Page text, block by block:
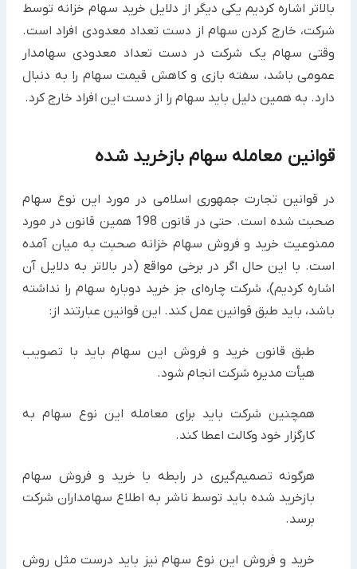
بالاتر اشاره کردیم یکی دیگر از دلایل خرید سهام خزانه توسط
شرکت، خارج کردن سهام از دست تعداد معدودی افراد است.
وقتی سهام یک شرکت در دست تعداد معدودی سهامدار
عمومی باشد، سفته بازی و کاهش قیمت سهام را به دنبال
دارد. به همین دلیل باید سهام را از دست این افراد خارج کرد.
قوانین معامله سهام بازخرید شده
در قوانین تجارت جمهوری اسلامی در مورد این نوع سهام
صحبت شده است. حتی در قانون 198 همین قانون در مورد
ممنوعیت خرید و فروش سهام خزانه صحبت به میان آمده
است. با این حال اگر در برخی مواقع (در بالاتر به دلایل آن
اشاره کردیم)، شرکت چاره‌ای جز خرید دوباره سهام را نداشته
باشد، باید طبق قوانین عمل کند. این قوانین عبارتند از:
طبق قانون خرید و فروش این سهام باید با تصویب
هیأت مدیره شرکت انجام شود.
همچنین شرکت باید برای معامله این نوع سهام به
کارگزار خود وکالت اعطا کند.
هرگونه تصمیم‌گیری در رابطه با خرید و فروش سهام
بازخرید شده باید توسط ناشر به اطلاع سهامداران شرکت
برسد.
خرید و فروش این نوع سهام نیز باید درست مثل روش